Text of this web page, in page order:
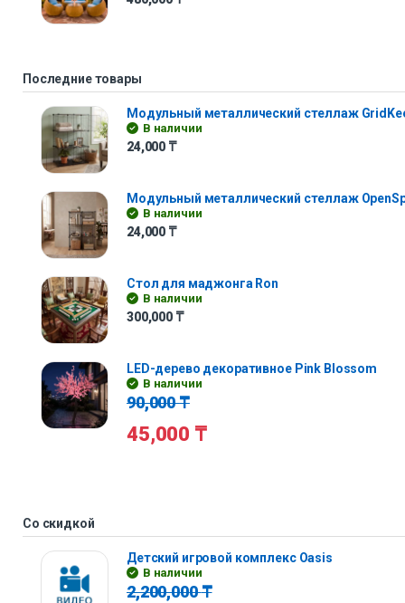
Последние товары
Модульный металлический стеллаж
В наличии
24,000 ₸
Модульный металлический стеллаж
В наличии
24,000 ₸
Стол для маджонга Ron
В наличии
300,000 ₸
LED-дерево декоративное Pink Blossom
В наличии
90,000₸
45,000 ₸
Со скидкой
Детский игровой комплекс Oasis
В наличии
2,200,000₸